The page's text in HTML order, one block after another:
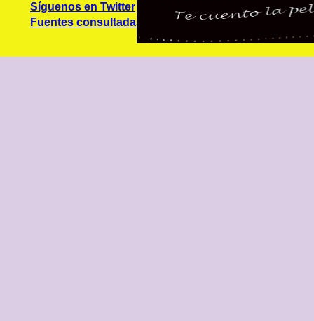
Síguenos en Twitter
Fuentes consultadas